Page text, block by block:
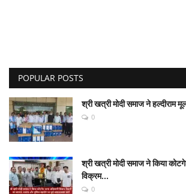
POPULAR POSTS
श्री खत्री मोदी समाज ने हल्दीराम
0
श्री खत्री मोदी समाज ने किया
विक्रम...
0